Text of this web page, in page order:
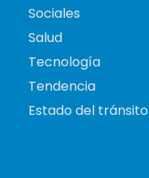
Sociales
Salud
Tecnología
Tendencia
Estado del tránsito